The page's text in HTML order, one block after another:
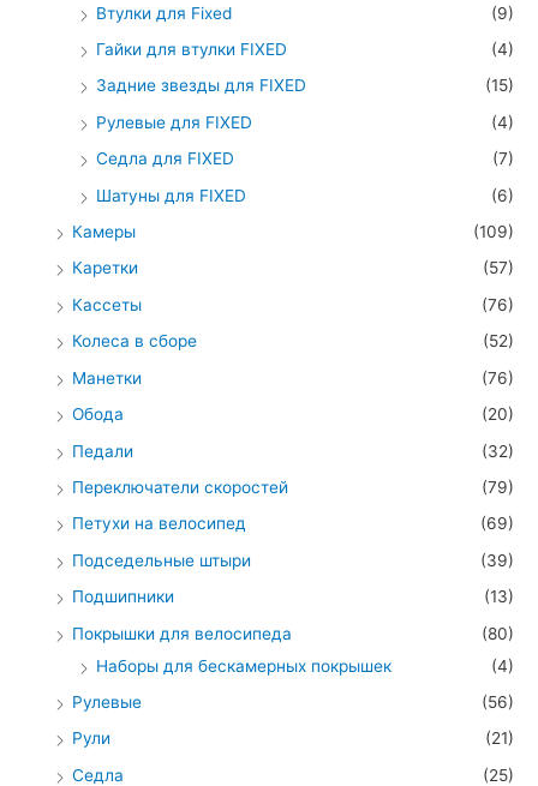
Втулки для Fixed
(9)
Гайки для втулки FIXED
(4)
Задние звезды для FIXED
(15)
Рулевые для FIXED
(4)
Седла для FIXED
(7)
Шатуны для FIXED
(6)
Камеры
(109)
Каретки
(57)
Кассеты
(76)
Колеса в сборе
(52)
Манетки
(76)
Обода
(20)
Педали
(32)
Переключатели скоростей
(79)
Петухи на велосипед
(69)
Подседельные штыри
(39)
Подшипники
(13)
Покрышки для велосипеда
(80)
Наборы для бескамерных покрышек
(4)
Рулевые
(56)
Рули
(21)
Седла
(25)